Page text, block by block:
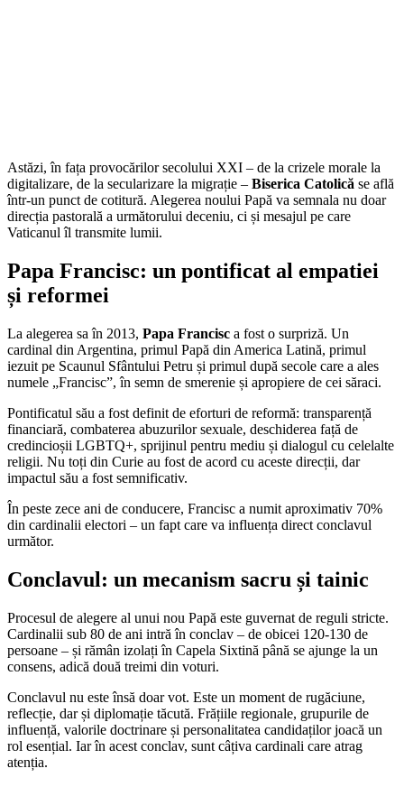
Astăzi, în fața provocărilor secolului XXI – de la crizele morale la
digitalizare, de la secularizare la migrație – Biserica Catolică se află
într-un punct de cotitură. Alegerea noului Papă va semnala nu doar
direcția pastorală a următorului deceniu, ci și mesajul pe care
Vaticanul îl transmite lumii.
Papa Francisc: un pontificat al empatiei
și reformei
La alegerea sa în 2013, Papa Francisc a fost o surpriză. Un
cardinal din Argentina, primul Papă din America Latină, primul
iezuit pe Scaunul Sfântului Petru și primul după secole care a ales
numele „Francisc”, în semn de smerenie și apropiere de cei săraci.
Pontificatul său a fost definit de eforturi de reformă: transparență
financiară, combaterea abuzurilor sexuale, deschiderea față de
credincioșii LGBTQ+, sprijinul pentru mediu și dialogul cu celelalte
religii. Nu toți din Curie au fost de acord cu aceste direcții, dar
impactul său a fost semnificativ.
În peste zece ani de conducere, Francisc a numit aproximativ 70%
din cardinalii electori – un fapt care va influența direct conclavul
următor.
Conclavul: un mecanism sacru și tainic
Procesul de alegere al unui nou Papă este guvernat de reguli stricte.
Cardinalii sub 80 de ani intră în conclav – de obicei 120-130 de
persoane – și rămân izolați în Capela Sixtină până se ajunge la un
consens, adică două treimi din voturi.
Conclavul nu este însă doar vot. Este un moment de rugăciune,
reflecție, dar și diplomație tăcută. Frățiile regionale, grupurile de
influență, valorile doctrinare și personalitatea candidaților joacă un
rol esențial. Iar în acest conclav, sunt câțiva cardinali care atrag
atenția.